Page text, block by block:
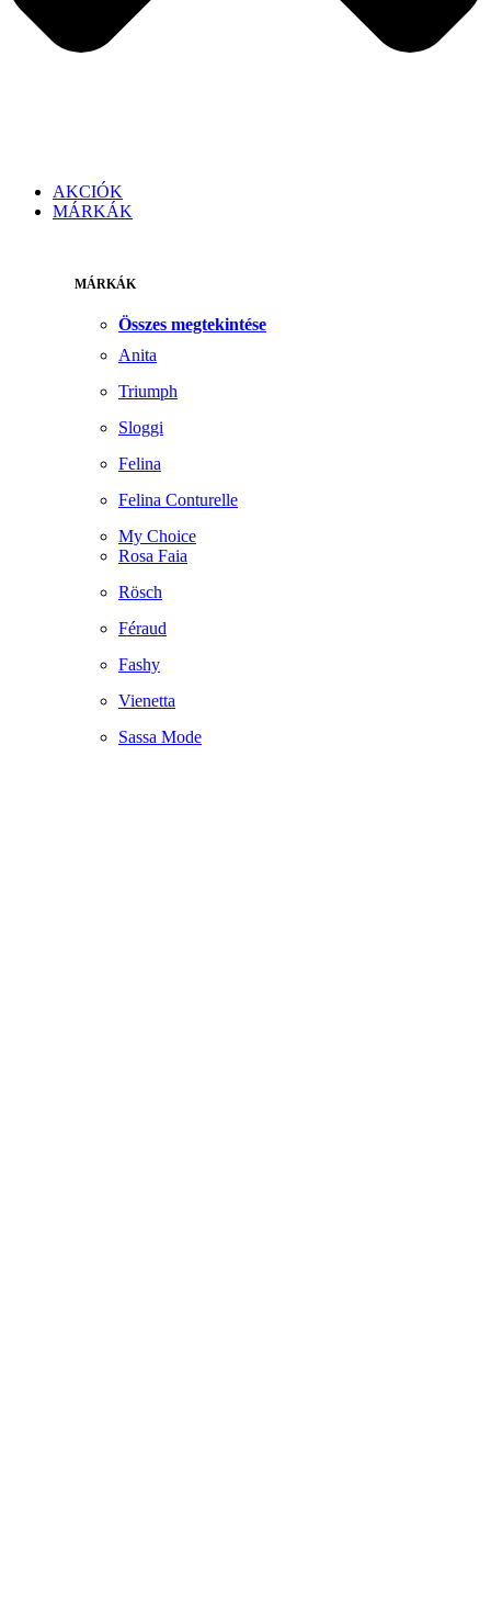
AKCIÓK
MÁRKÁK
MÁRKÁK
Összes megtekintése
Anita
Triumph
Sloggi
Felina
Felina Conturelle
My Choice
Rosa Faia
Rösch
Féraud
Fashy
Vienetta
Sassa Mode